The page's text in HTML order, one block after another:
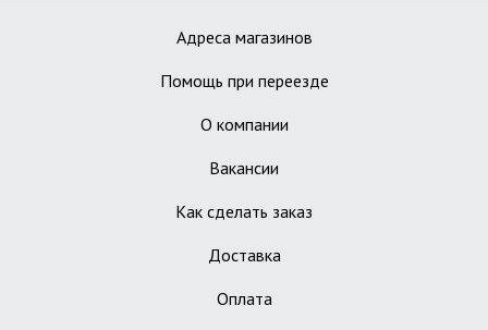
Адреса магазинов
Помощь при переезде
О компании
Вакансии
Как сделать заказ
Доставка
Оплата